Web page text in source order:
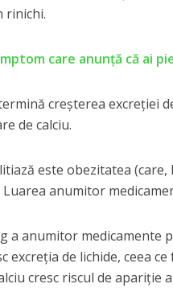
rinichi.
care anunță că ai
creșterea excreției
de calciu.
este obezitatea (care,
anumitor
a anumitor medicamente
excreția de lichide, ceea
cresc riscul de